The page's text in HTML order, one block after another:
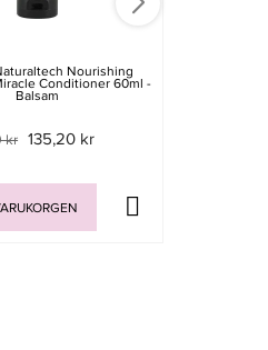
Nourishing
Conditioner 60ml -
Balsam
kr 135,20 kr